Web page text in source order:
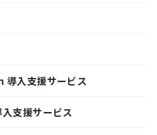
入支援サービス
支援サービス